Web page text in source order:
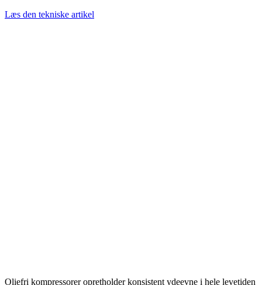
Læs den tekniske artikel
Oliefri kompressorer opretholder konsistent ydeevne i hele levetiden